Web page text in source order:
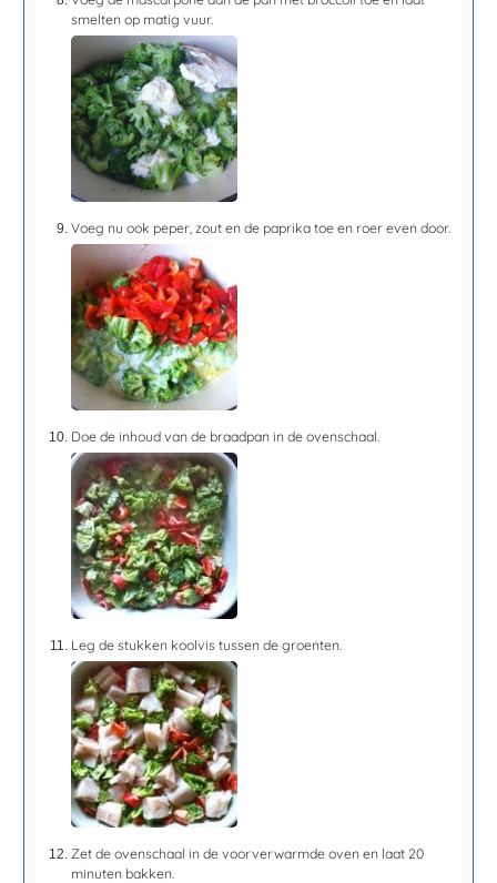
smelten op matig vuur.
Voeg nu ook peper, zout en de paprika toe en roer even door.
Doe de inhoud van de braadpan in de ovenschaal.
Leg de stukken koolvis tussen de groenten.
Zet de ovenschaal in de voorverwarmde oven en laat 20
minuten bakken.